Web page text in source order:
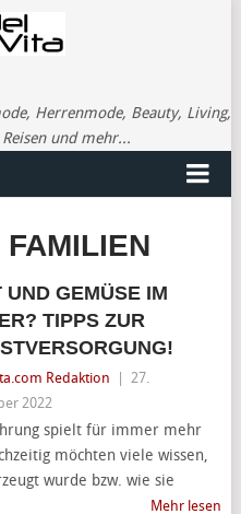
Herrenmode, Beauty, Living,
und mehr...
FAMILIEN
UND GEMÜSE IM
TIPPS ZUR
Redaktion
27.
2022
spielt für immer mehr
möchten viele wissen,
wurde bzw. wie sie
Mehr lesen